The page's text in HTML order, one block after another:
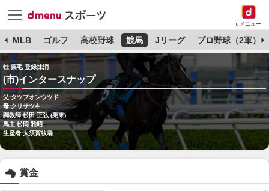
dメニュー
MLB ゴルフ 高校野球 競馬 Jリーグ プロ野球（2軍）
牡 栗毛 登録抹消
(市)インタースナップ
父:タツプオンウツド
母:クリサツキ
調教師:松田 正弘 (栗東)
馬主:松岡 雅昭
生産者:大須賀牧場
賞金